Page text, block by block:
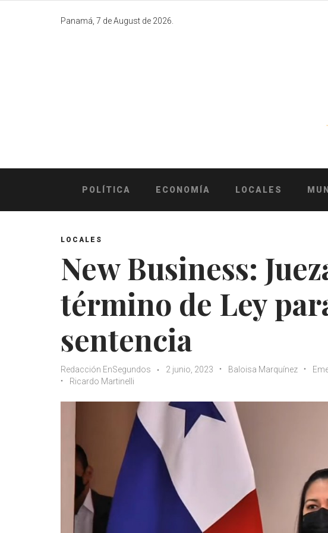
Panamá, 7 de August de 2026.
POLÍTICA ECONOMÍA LOCALES
LOCALES
New Business:
término de Ley
sentencia
Redacción EnSegundos 2 junio, 2023 Baloisa Marquínez
Ricardo Martinelli